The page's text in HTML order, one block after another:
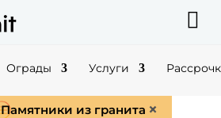

Ограды Услуги
Памятники из гранита